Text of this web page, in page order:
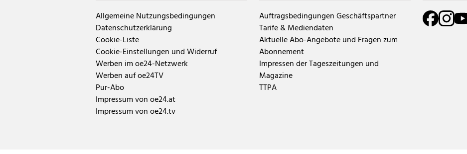
Allgemeine Nutzungsbedingungen
Datenschutzerklärung
Cookie-Liste
Cookie-Einstellungen und Widerruf
Werben im oe24-Netzwerk
Werben auf oe24TV
Pur-Abo
Impressum von oe24.at
Impressum von oe24.tv
Auftragsbedingungen Geschäftspartner
Tarife & Mediendaten
Aktuelle Abo-Angebote und Fragen zum
Abonnement
Impressen der Tageszeitungen und
Magazine
TTPA